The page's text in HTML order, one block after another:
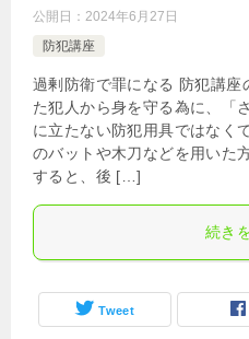
公開日： 2024年6月27日
防犯講座
過剰防衛で罪になる 防犯講座
た犯人から身を守る為に、「
に立たない防犯用具ではなく
のバットや木刀などを用いた
すると、後 […]
続き
Tweet